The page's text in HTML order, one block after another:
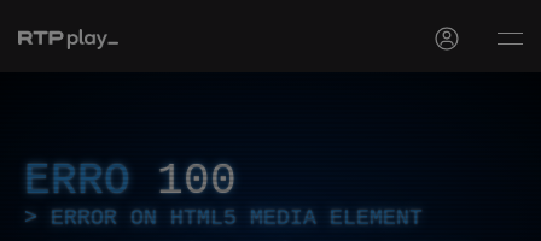
ERRO 100
ERROR ON HTML5 MEDIA ELEMENT